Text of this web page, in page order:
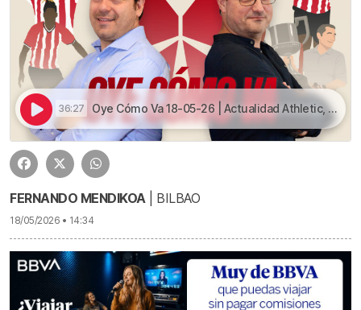
36:27 Oye Cómo Va 18-05-26 | Actualidad Athletic, Bilbao Basket y repaso polideportivo | Oye Cómo Va 18-05-26 | Actualidad Athletic, Bilbao Basket y repaso polideportivo
FERNANDO MENDIKOA| BILBAO
18/05/2026 • 14:34